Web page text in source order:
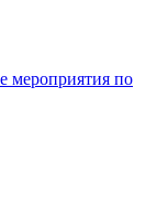
мероприятия по